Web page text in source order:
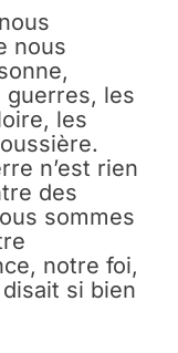
nous
guerres, les
les
n’est rien
des
sommes
notre foi,
si bien